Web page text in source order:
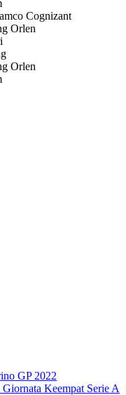
Cognizant
Orlen
Orlen
GP 2022
Keempat Serie A